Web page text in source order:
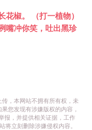
椒。 （打一植物）
嘴冲你笑，吐出黑珍
，本网站不拥有所有权，未
您发现有涉嫌版权的内容，
报，并提供相关证据，工作
将立刻删除涉嫌侵权内容。